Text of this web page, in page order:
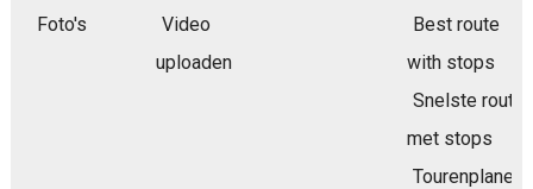
Foto's
Video
uploaden
Best route
with stops
Snelste route
met stops
Tourenplaner